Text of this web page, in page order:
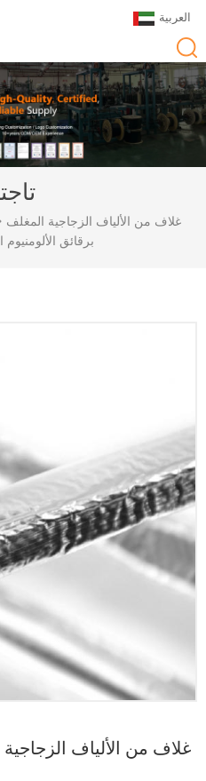
العربية
غلاف من الألياف الزجاجية المغلف
برقائق
غلاف من الألياف الزجاجية